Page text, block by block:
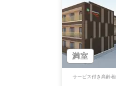
入居相談：0120-
受付時間：10：00
・全国10000件の介
幅広い選択肢の中か
す。詳しくはこちら。
◎ケアスル 介護の3つ
・経験豊富な入居相
満室
サービス付き高齢